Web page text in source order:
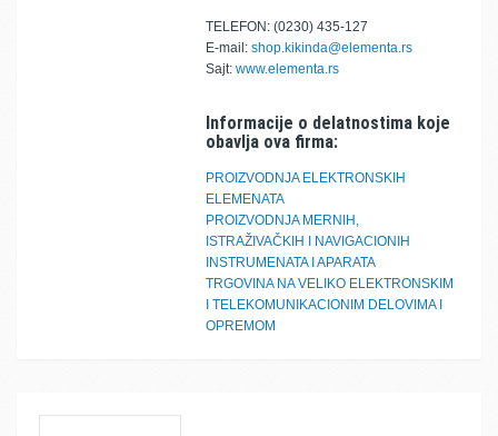
TELEFON: (0230) 435-127
E-mail: shop.kikinda@elementa.rs
Sajt: www.elementa.rs
Informacije o delatnostima koje
obavlja ova firma:
PROIZVODNJA ELEKTRONSKIH
ELEMENATA
PROIZVODNJA MERNIH,
ISTRAŽIVAČKIH I NAVIGACIONIH
INSTRUMENATA I APARATA
TRGOVINA NA VELIKO ELEKTRONSKIM
I TELEKOMUNIKACIONIM DELOVIMA I
OPREMOM